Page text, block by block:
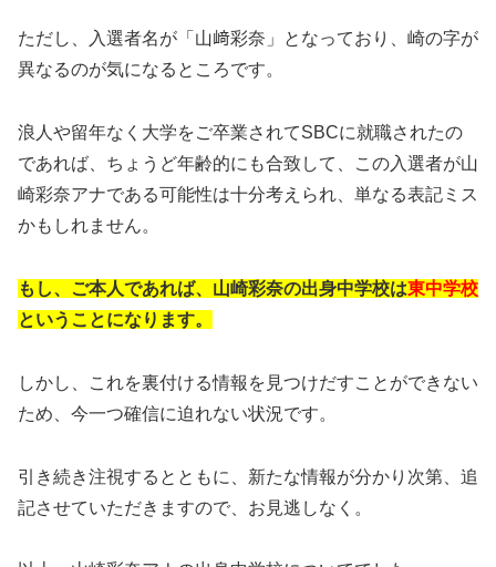
ただし、入選者名が「山﨑彩奈」となっており、崎の字が
異なるのが気になるところです。
浪人や留年なく大学をご卒業されてSBCに就職されたの
であれば、ちょうど年齢的にも合致して、この入選者が山
崎彩奈アナである可能性は十分考えられ、単なる表記ミス
かもしれません。
もし、ご本人であれば、山崎彩奈の出身中学校は東中学校
ということになります。
しかし、これを裏付ける情報を見つけだすことができない
ため、今一つ確信に迫れない状況です。
引き続き注視するとともに、新たな情報が分かり次第、追
記させていただきますので、お見逃しなく。